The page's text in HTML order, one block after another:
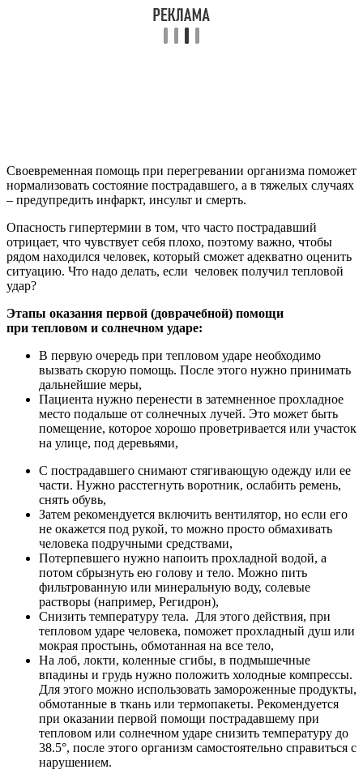
Своевременная помощь при перегревании организма поможет
нормализовать состояние пострадавшего, а в тяжелых случаях
– предупредить инфаркт, инсульт и смерть.
Опасность гипертермии в том, что часто пострадавший
отрицает, что чувствует себя плохо, поэтому важно, чтобы
рядом находился человек, который сможет адекватно оценить
ситуацию. Что надо делать, если человек получил тепловой
удар?
Этапы оказания первой (доврачебной) помощи
при тепловом и солнечном ударе:
В первую очередь при тепловом ударе необходимо
вызвать скорую помощь. После этого нужно принимать
дальнейшие меры,
Пациента нужно перенести в затемненное прохладное
место подальше от солнечных лучей. Это может быть
помещение, которое хорошо проветривается или участок
на улице, под деревьями,
С пострадавшего снимают стягивающую одежду или ее
части. Нужно расстегнуть воротник, ослабить ремень,
снять обувь,
Затем рекомендуется включить вентилятор, но если его
не окажется под рукой, то можно просто обмахивать
человека подручными средствами,
Потерпевшего нужно напоить прохладной водой, а
потом сбрызнуть ею голову и тело. Можно пить
фильтрованную или минеральную воду, солевые
растворы (например, Регидрон),
Снизить температуру тела. Для этого действия, при
тепловом ударе человека, поможет прохладный душ или
мокрая простынь, обмотанная на все тело,
На лоб, локти, коленные сгибы, в подмышечные
впадины и грудь нужно положить холодные компрессы.
Для этого можно использовать замороженные продукты,
обмотанные в ткань или термопакеты. Рекомендуется
при оказании первой помощи пострадавшему при
тепловом или солнечном ударе снизить температуру до
38.5°, после этого организм самостоятельно справиться с
нарушением.